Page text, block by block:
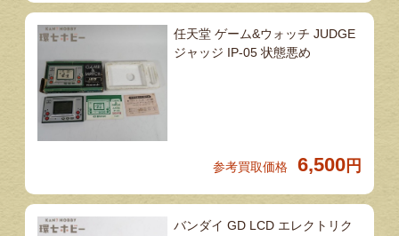
任天堂 ゲーム&ウォッチ JUDGE
ジャッジ IP-05 状態悪め
参考買取価格 6,500 円
バンダイ GD LCD エレクトリク